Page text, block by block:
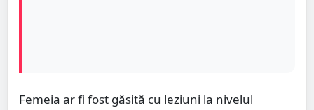
Femeia ar fi fost găsită cu leziuni la nivelul